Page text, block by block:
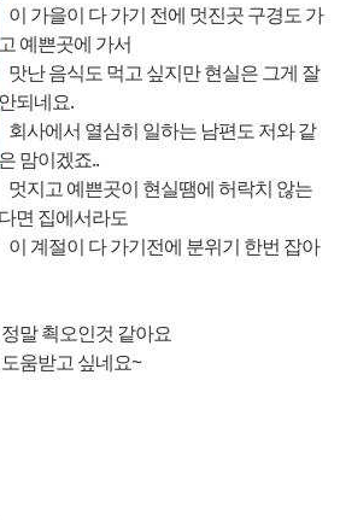
이 가을이 다 가기 전에 멋진곳 구경도 가
고 예쁜곳에 가서
맛난 음식도 먹고 싶지만 현실은 그게 잘
안되네요.
회사에서 열심히 일하는 남편도 저와 같
은 맘이겠죠..
멋지고 예쁜곳이 현실땜에 허락치 않는
다면 집에서라도
이 계절이 다 가기전에 분위기 한번 잡아
말 쵝오인것 같아요
움받고 싶네요~